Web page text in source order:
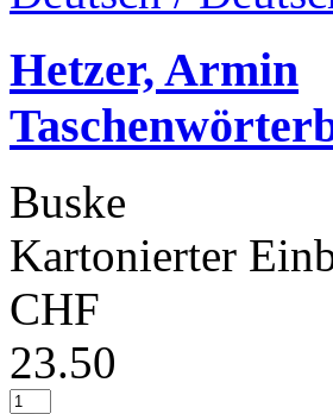
Hetzer, Armin
Buske
Kartonierter
CHF
23.50